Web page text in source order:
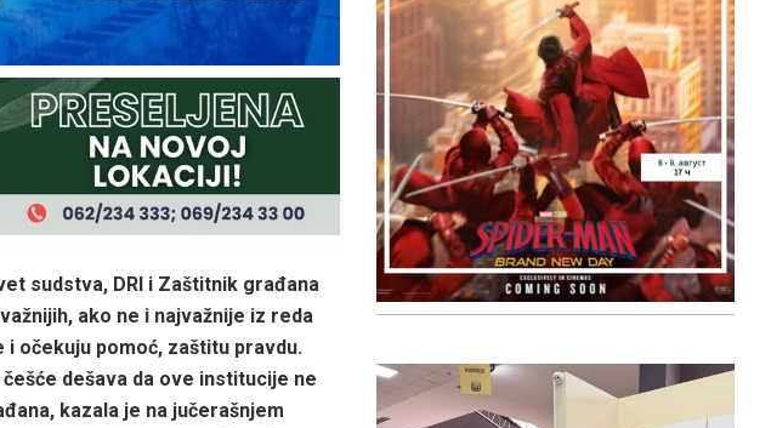
sudstva, DRI i Zaštitnik građana
ako ne i najvažnije iz reda
očekuju pomoć, zaštitu pravdu.
dešava da ove institucije ne
kazala je na jučerašnjem